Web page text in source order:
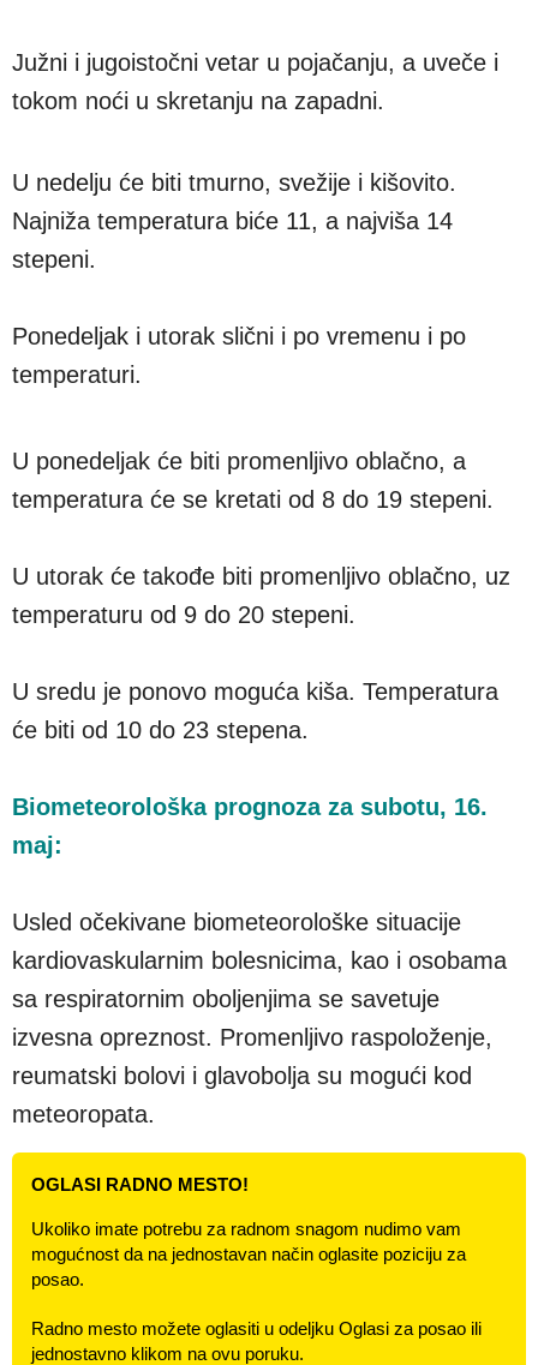
Južni i jugoistočni vetar u pojačanju, a uveče i
tokom noći u skretanju na zapadni.
U nedelju će biti tmurno, svežije i kišovito.
Najniža temperatura biće 11, a najviša 14
stepeni.
Ponedeljak i utorak slični i po vremenu i po
temperaturi.
U ponedeljak će biti promenljivo oblačno, a
temperatura će se kretati od 8 do 19 stepeni.
U utorak će takođe biti promenljivo oblačno, uz
temperaturu od 9 do 20 stepeni.
U sredu je ponovo moguća kiša. Temperatura
će biti od 10 do 23 stepena.
Biometeorološka prognoza za subotu, 16.
maj:
Usled očekivane biometeorološke situacije
kardiovaskularnim bolesnicima, kao i osobama
sa respiratornim oboljenjima se savetuje
izvesna opreznost. Promenljivo raspoloženje,
reumatski bolovi i glavobolja su mogući kod
meteoropata.
OGLASI RADNO MESTO!
Ukoliko imate potrebu za radnom snagom nudimo vam
mogućnost da na jednostavan način oglasite poziciju za
posao.
Radno mesto možete oglasiti u odeljku Oglasi za posao ili
jednostavno klikom na ovu poruku.